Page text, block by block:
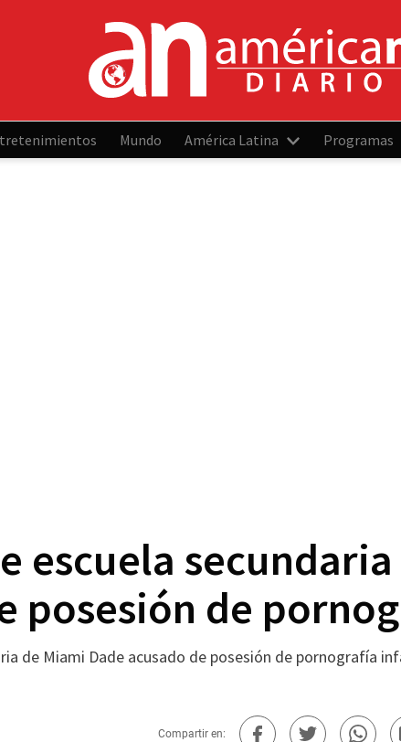
Mundo América Latina Programas
escuela
posesión de
de Miami Dade acusado de posesión de pornografía
Compartir en: